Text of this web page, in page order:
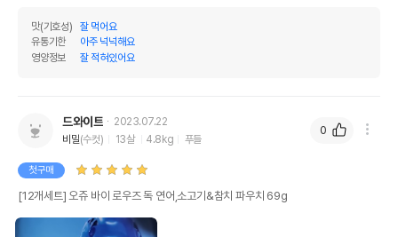
상품 필수 정보
파우치 69g 모아보기
받았음을 확인할수 있는
제조국 또는 원산지
맛(기호성)
잘 먹어요
유통기한
아주 넉넉해요
영양정보
잘 적혀있어요
드와이트
2023.07.22
비밀(수컷) 13살 4.8kg 푸들
첫구매
[12개세트] 오쥬 바이 로우즈 독 연어,소고기&참치 파우치 69g
0